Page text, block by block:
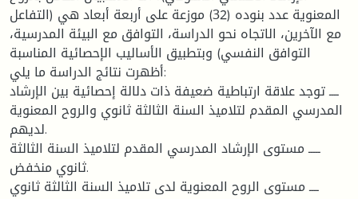
المعنوية عدد بنوده (32) موزعة على أربعة أبعاد هي (التفاعل
مع الآخرين، الاتجاه نحو الدراسة، التوافق مع البيئة المدرسية،
التوافق النفسي) وبتطبيق الأساليب الإحصائية المناسبة
أظهرت نتائج الدراسة ما يلي:
ــــ توجد علاقة ارتباطية ضعيفة ذات دلالة إحصائية بين الإرشاد
المدرسي المقدم لتلاميذ السنة الثالثة ثانوي والروح المعنوية
لديهم.
ـــــ مستوى الإرشاد المدرسي المقدم لتلاميذ السنة الثالثة
ثانوي منخفض.
ــــ مستوى الروح المعنوية لدى تلاميذ السنة الثالثة ثانوي